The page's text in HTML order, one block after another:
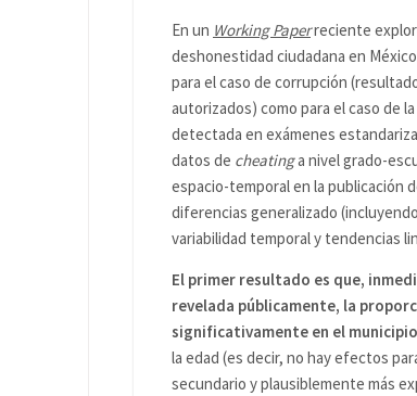
En un Working Paperreciente
deshonestidad ciudadana en
para el caso de corrupción
autorizados) como para el caso de
detectada en exámenes
datos de cheatinga nivel grado-
espacio-temporal en la publicación
diferencias generalizado
variabilidad temporal y tendencias
El primer resultado es que,
revelada públicamente, la
significativamente en el municipio
la edad (es decir, no hay efectos
secundario y plausiblemente más